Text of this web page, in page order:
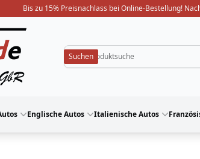
Bis zu 15% Preisnachlass bei Online-Bestellung!
Englische Autos Italienische Autos